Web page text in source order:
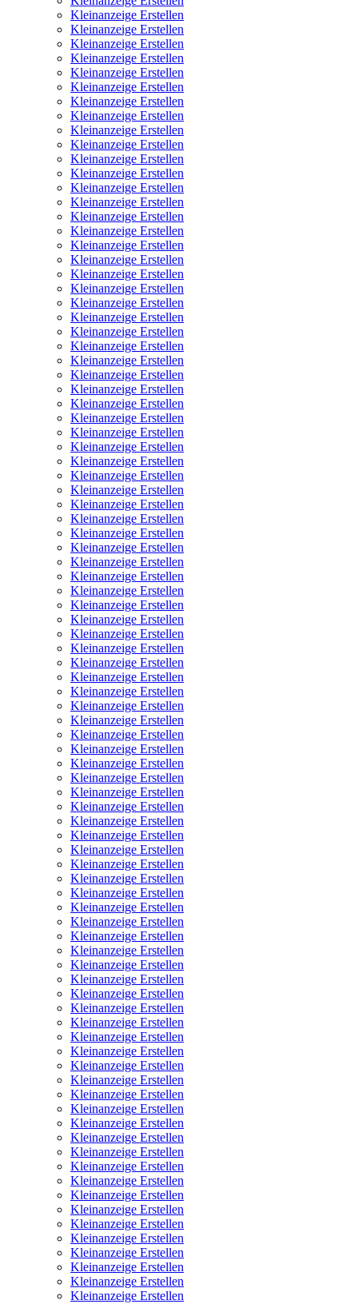
Kleinanzeige Erstellen
Kleinanzeige Erstellen
Kleinanzeige Erstellen
Kleinanzeige Erstellen
Kleinanzeige Erstellen
Kleinanzeige Erstellen
Kleinanzeige Erstellen
Kleinanzeige Erstellen
Kleinanzeige Erstellen
Kleinanzeige Erstellen
Kleinanzeige Erstellen
Kleinanzeige Erstellen
Kleinanzeige Erstellen
Kleinanzeige Erstellen
Kleinanzeige Erstellen
Kleinanzeige Erstellen
Kleinanzeige Erstellen
Kleinanzeige Erstellen
Kleinanzeige Erstellen
Kleinanzeige Erstellen
Kleinanzeige Erstellen
Kleinanzeige Erstellen
Kleinanzeige Erstellen
Kleinanzeige Erstellen
Kleinanzeige Erstellen
Kleinanzeige Erstellen
Kleinanzeige Erstellen
Kleinanzeige Erstellen
Kleinanzeige Erstellen
Kleinanzeige Erstellen
Kleinanzeige Erstellen
Kleinanzeige Erstellen
Kleinanzeige Erstellen
Kleinanzeige Erstellen
Kleinanzeige Erstellen
Kleinanzeige Erstellen
Kleinanzeige Erstellen
Kleinanzeige Erstellen
Kleinanzeige Erstellen
Kleinanzeige Erstellen
Kleinanzeige Erstellen
Kleinanzeige Erstellen
Kleinanzeige Erstellen
Kleinanzeige Erstellen
Kleinanzeige Erstellen
Kleinanzeige Erstellen
Kleinanzeige Erstellen
Kleinanzeige Erstellen
Kleinanzeige Erstellen
Kleinanzeige Erstellen
Kleinanzeige Erstellen
Kleinanzeige Erstellen
Kleinanzeige Erstellen
Kleinanzeige Erstellen
Kleinanzeige Erstellen
Kleinanzeige Erstellen
Kleinanzeige Erstellen
Kleinanzeige Erstellen
Kleinanzeige Erstellen
Kleinanzeige Erstellen
Kleinanzeige Erstellen
Kleinanzeige Erstellen
Kleinanzeige Erstellen
Kleinanzeige Erstellen
Kleinanzeige Erstellen
Kleinanzeige Erstellen
Kleinanzeige Erstellen
Kleinanzeige Erstellen
Kleinanzeige Erstellen
Kleinanzeige Erstellen
Kleinanzeige Erstellen
Kleinanzeige Erstellen
Kleinanzeige Erstellen
Kleinanzeige Erstellen
Kleinanzeige Erstellen
Kleinanzeige Erstellen
Kleinanzeige Erstellen
Kleinanzeige Erstellen
Kleinanzeige Erstellen
Kleinanzeige Erstellen
Kleinanzeige Erstellen
Kleinanzeige Erstellen
Kleinanzeige Erstellen
Kleinanzeige Erstellen
Kleinanzeige Erstellen
Kleinanzeige Erstellen
Kleinanzeige Erstellen
Kleinanzeige Erstellen
Kleinanzeige Erstellen
Kleinanzeige Erstellen